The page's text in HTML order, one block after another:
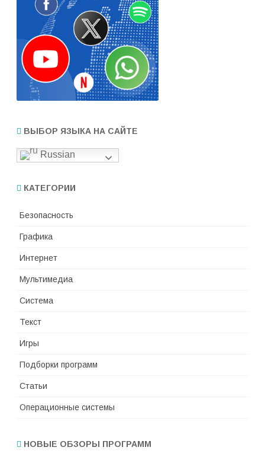
ВЫБОР ЯЗЫКА НА САЙТЕ
Russian
КАТЕГОРИИ
Безопасность
Графика
Интернет
Мультимедиа
Система
Текст
Игры
Подборки программ
Статьи
Операционные системы
НОВЫЕ ОБЗОРЫ ПРОГРАММ